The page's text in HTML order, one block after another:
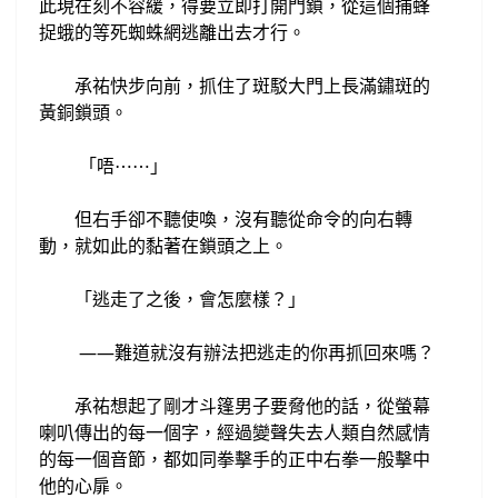
此現在刻不容緩， 得要立即打開門鎖， 從這個捕蜂
捉蛾的等死蜘蛛網逃離出去才行。
承祐快步向前，抓住了斑駁大門上長滿鏽斑的
黃銅鎖頭。
「 唔⋯⋯ 」
但右手卻不聽使喚，沒有聽從命令的向右轉
動， 就如此的黏著在鎖頭之上。
「逃走了之後， 會怎麼樣 ？ 」
——難道就沒有辦法把逃走的你再抓回來嗎？
承祐想起了剛才斗篷男子要脅他的話， 從螢幕
喇叭傳出的每一個字，經過變聲失去人類自然感情
的每一個音節，都如同拳擊手的正中右拳一般擊中
他的心扉。